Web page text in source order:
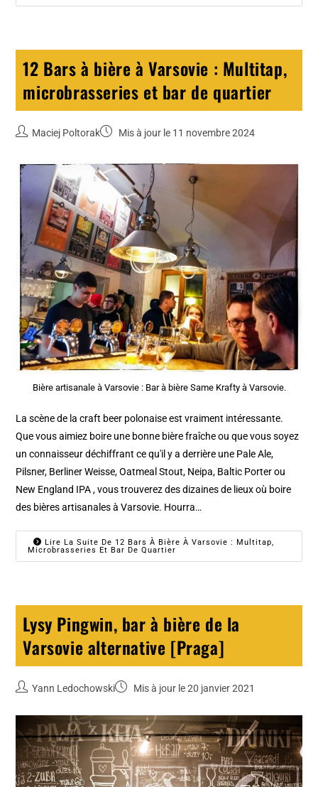
12 Bars à bière à Varsovie : Multitap,
microbrasseries et bar de quartier
Maciej Poltorak Mis à jour le 11 novembre 2024
Bière artisanale à Varsovie : Bar à bière Same Krafty à Varsovie.
La scène de la craft beer polonaise est vraiment intéressante.
Que vous aimiez boire une bonne bière fraîche ou que vous soyez
un connaisseur déchiffrant ce qu'il y a derrière une Pale Ale,
Pilsner, Berliner Weisse, Oatmeal Stout, Neipa, Baltic Porter ou
New England IPA , vous trouverez des dizaines de lieux où boire
des bières artisanales à Varsovie. Hourra…
Lire La Suite De 12 Bars À Bière À Varsovie : Multitap,
Microbrasseries Et Bar De Quartier
Lysy Pingwin, bar à bière de la
Varsovie alternative [Praga]
Yann Ledochowski Mis à jour le 20 janvier 2021